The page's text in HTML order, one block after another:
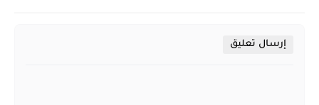
إرسال تعليق